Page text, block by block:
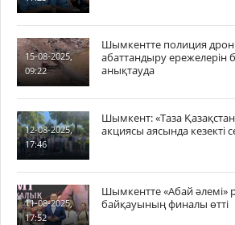
15-08-2025,
09:22
Шымкентте полиция
абаттандыру ережелерін
анықтауда
12-08-2025,
17:46
Шымкент: «Таза
акциясы аясында кезекті
11-08-2025,
17:52
Шымкентте «Абай әлемі»
байқауының финалы өтті